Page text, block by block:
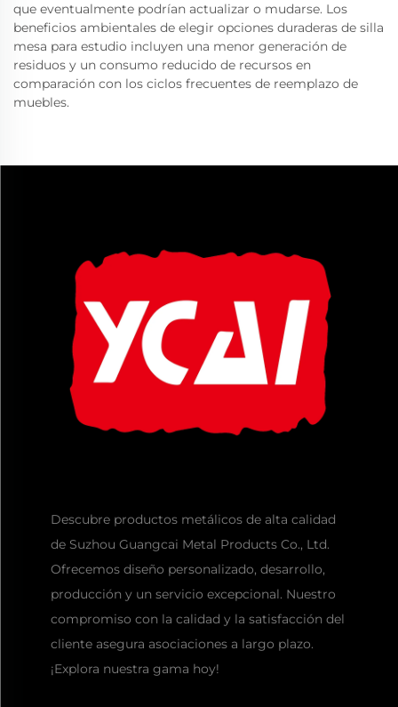
que eventualmente podrían actualizar o mudarse. Los
beneficios ambientales de elegir opciones duraderas de silla
mesa para estudio incluyen una menor generación de
residuos y un consumo reducido de recursos en
comparación con los ciclos frecuentes de reemplazo de
muebles.
Descubre productos metálicos de alta calidad
de Suzhou Guangcai Metal Products Co., Ltd.
Ofrecemos diseño personalizado, desarrollo,
producción y un servicio excepcional. Nuestro
compromiso con la calidad y la satisfacción del
cliente asegura asociaciones a largo plazo.
¡Explora nuestra gama hoy!